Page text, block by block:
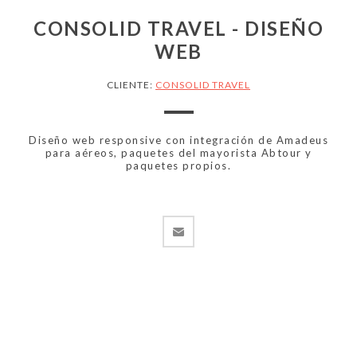
CONSOLID TRAVEL - DISEÑO
WEB
CLIENTE: CONSOLID TRAVEL
Diseño web responsive con integración de Amadeus
para aéreos, paquetes del mayorista Abtour y
paquetes propios.